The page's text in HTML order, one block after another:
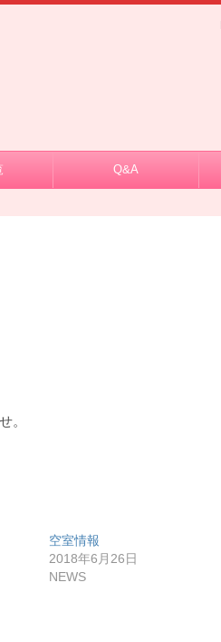
Q&A
。
空室情報
2018年6月26日
NEWS